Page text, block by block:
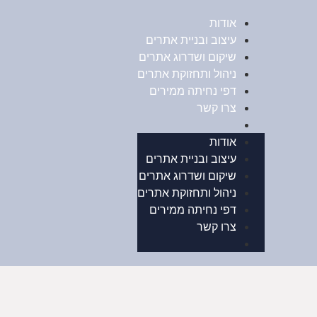
אודות
עיצוב ובניית אתרים
שיקום ושדרוג אתרים
ניהול ותחזוקת אתרים
דפי נחיתה ממירים
צרו קשר
אודות
עיצוב ובניית אתרים
שיקום ושדרוג אתרים
ניהול ותחזוקת אתרים
דפי נחיתה ממירים
צרו קשר